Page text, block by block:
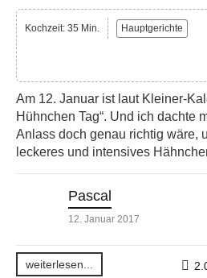
Kochzeit: 35 Min. Hauptgerichte
Am 12. Januar ist laut Kleiner-
Hühnchen Tag“. Und ich dachte
Anlass doch genau richtig wäre,
leckeres und intensives
Pascal
12. Januar 2017
weiterlesen...